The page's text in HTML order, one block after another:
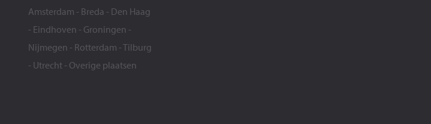
Amsterdam - Breda - Den Haag
- Eindhoven - Groningen -
Nijmegen - Rotterdam -Tilburg
- Utrecht - Overige plaatsen